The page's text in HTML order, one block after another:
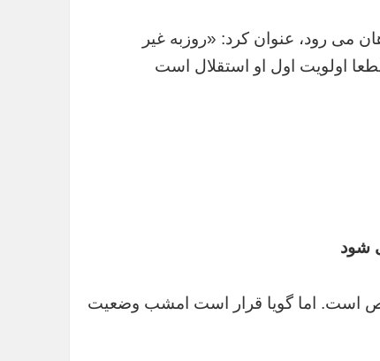
می رود، عنوان کرد: «روزبه غیر
قطعا اولویت اول او استقلال است
شود
است. اما گویا قرار است امشب وضعیت